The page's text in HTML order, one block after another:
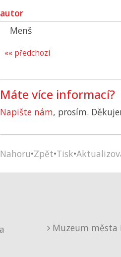
autor
Menš
«« předchozí
Máte více informací?
Napište nám, prosím.
Nahoru•Zpět•Tisk•
Muzeum města